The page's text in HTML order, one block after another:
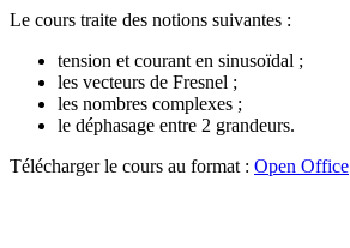
Le cours traite des notions suivantes :
tension et courant en sinusoïdal ;
les vecteurs de Fresnel ;
les nombres complexes ;
le déphasage entre 2 grandeurs.
Télécharger le cours au format : Open Office